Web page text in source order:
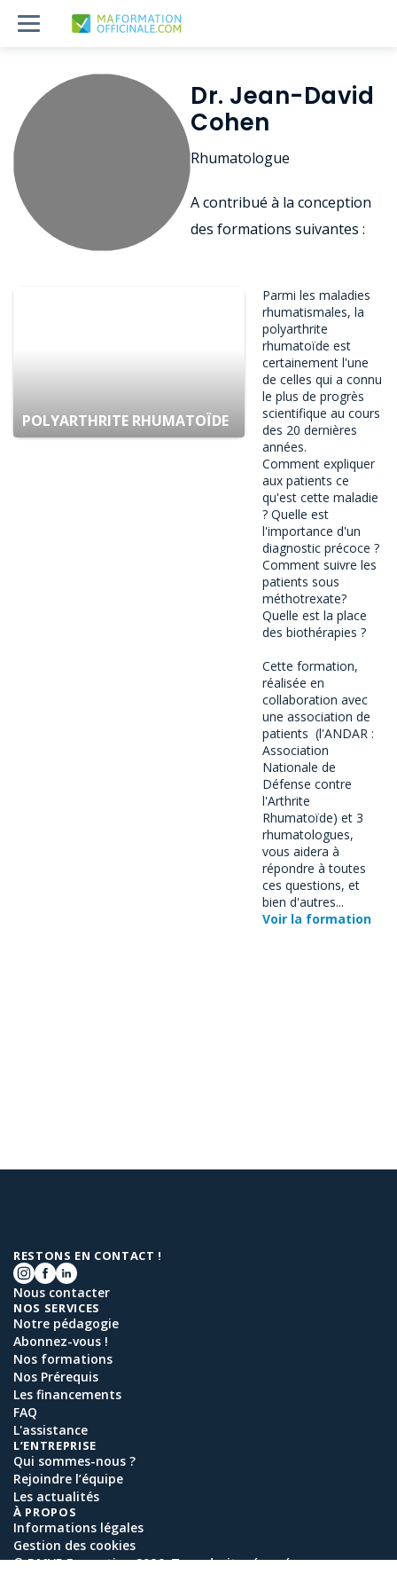
Dr. Jean-David
Cohen
Rhumatologue
A contribué à la conception
des formations suivantes :
POLYARTHRITE RHUMATOÏDE
Parmi les maladies
rhumatismales, la
polyarthrite
rhumatoïde est
certainement l'une
de celles qui a connu
le plus de progrès
scientifique au cours
des 20 dernières
années.
Comment expliquer
aux patients ce
qu'est cette maladie
? Quelle est
l'importance d'un
diagnostic précoce ?
Comment suivre les
patients sous
méthotrexate?
Quelle est la place
des biothérapies ?
Cette formation,
réalisée en
collaboration avec
une association de
patients (l'ANDAR :
Association
Nationale de
Défense contre
l'Arthrite
Rhumatoïde) et 3
rhumatologues,
vous aidera à
répondre à toutes
ces questions, et
bien d'autres...
Voir la formation
RESTONS EN CONTACT !
Nous contacter
NOS SERVICES
Notre pédagogie
Abonnez-vous !
Nos formations
Nos Prérequis
Les financements
FAQ
L'assistance
L’ENTREPRISE
Qui sommes-nous ?
Rejoindre l’équipe
Les actualités
À PROPOS
Informations légales
Gestion des cookies
© DMVP Formation 2026. Tous droits réservés